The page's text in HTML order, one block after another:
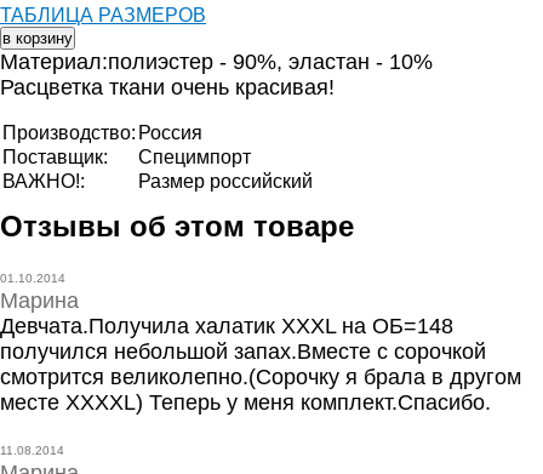
ТАБЛИЦА РАЗМЕРОВ
Материал:полиэстер - 90%, эластан - 10%
Расцветка ткани очень красивая!
Производство: Россия
Поставщик:
Специмпорт
ВАЖНО!:
Размер российский
Отзывы об этом товаре
01.10.2014
Марина
Девчата.Получила халатик ХХХL на ОБ=148
получился небольшой запах.Вместе с сорочкой
смотрится великолепно.(Сорочку я брала в другом
месте ХХХХL) Теперь у меня комплект.Спасибо.
11.08.2014